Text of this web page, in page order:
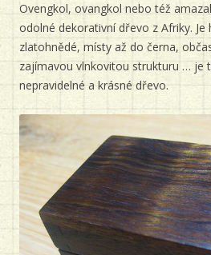
Ovengkol, ovangkol nebo též
odolné dekorativní dřevo z Afriky. Je
zlatohnědé, místy až do černa,
zajímavou vlnkovitou strukturu … je
nepravidelné a krásné dřevo.